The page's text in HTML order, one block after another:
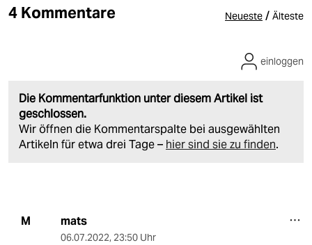
4 Kommentare Neueste / Älteste
Die Kommentarfunktion unter diesem Artikel ist
geschlossen.
Wir öffnen die Kommentarspalte bei ausgewählten
Artikeln für etwa drei Tage – hier sind sie zu finden.
einloggen
M mats
06.07.2022, 23:50 Uhr